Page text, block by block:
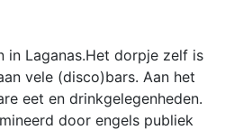
in Laganas.Het dorpje zelf is
vele (disco)bars. Aan het
eet en drinkgelegenheden.
door engels publiek